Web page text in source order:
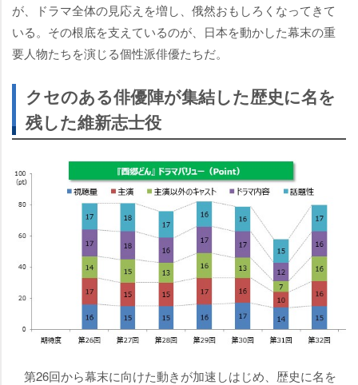
が、ドラマ全体の見応えを増し、俄然おもしろくなってきて
いる。その根底を支えているのが、日本を動かした幕末の重
要人物たちを演じる個性派俳優たちだ。
クセのある俳優陣が集結した歴史に名を
残した維新志士役
第26回から幕末に向けた動きが加速しはじめ、歴史に名を